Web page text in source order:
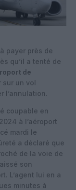
payer près de
qu’il a tenté de
de
sur un vol
l’annulation.
coupable en
à l’aéroport
mardi le
a déclaré que
de la voie de
son
L’agent lui en a
minutes à